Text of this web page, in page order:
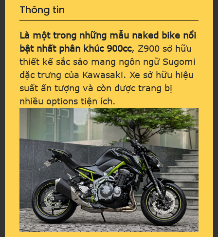
Thông tin
Là một trong những mẫu naked bike nổi
bật nhất phân khúc 900cc, Z900 sở hữu
thiết kế sắc sảo mang ngôn ngữ Sugomi
đặc trưng của Kawasaki. Xe sở hữu hiệu
suất ấn tượng và còn được trang bị
nhiều options tiện ích.